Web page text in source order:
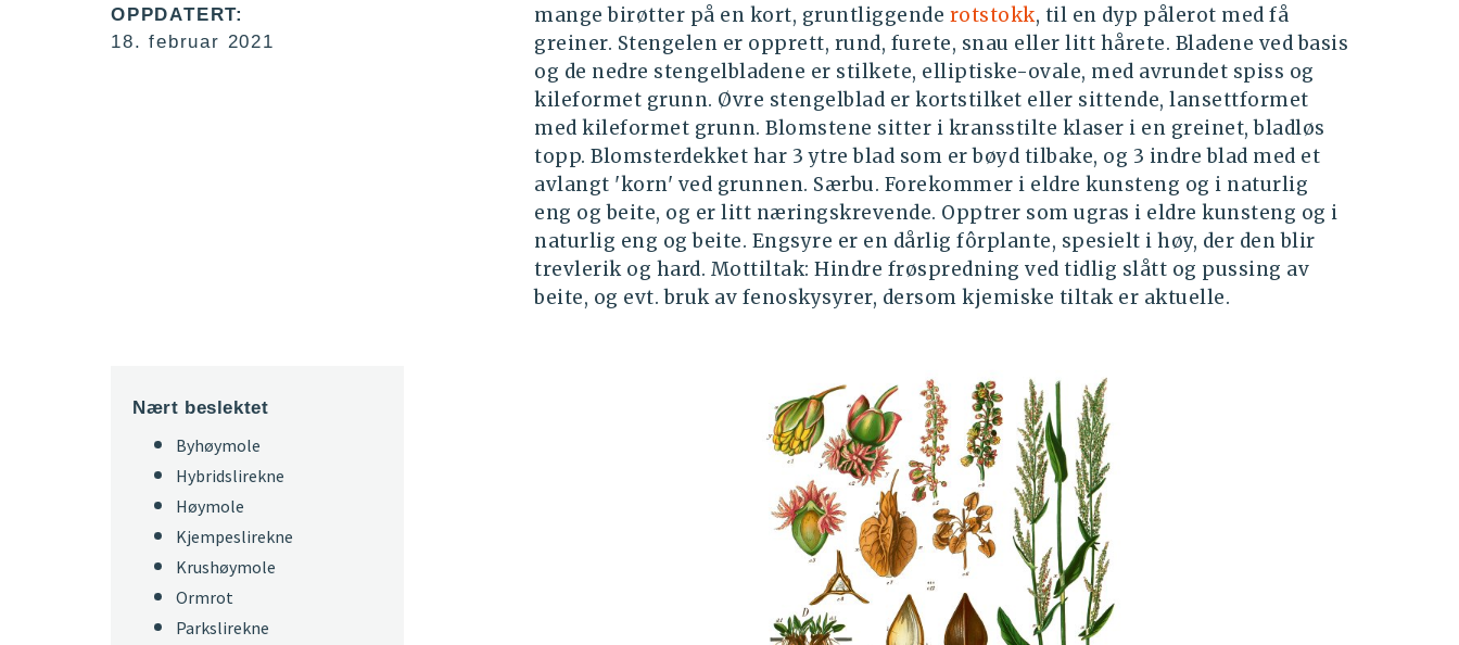
OPPDATERT:
18. februar 2021
mange birøtter på en kort, gruntliggende rotstokk, til en dyp pålerot med få
greiner. Stengelen er opprett, rund, furete, snau eller litt hårete. Bladene ved basis
og de nedre stengelbladene er stilkete, elliptiske-ovale, med avrundet spiss og
kileformet grunn. Øvre stengelblad er kortstilket eller sittende, lansettformet
med kileformet grunn. Blomstene sitter i kransstilte klaser i en greinet, bladløs
topp. Blomsterdekket har 3 ytre blad som er bøyd tilbake, og 3 indre blad med et
avlangt 'korn' ved grunnen. Særbu. Forekommer i eldre kunsteng og i naturlig
eng og beite, og er litt næringskrevende. Opptrer som ugras i eldre kunsteng og i
naturlig eng og beite. Engsyre er en dårlig fôrplante, spesielt i høy, der den blir
trevlerik og hard. Mottiltak: Hindre frøspredning ved tidlig slått og pussing av
beite, og evt. bruk av fenoskysyrer, dersom kjemiske tiltak er aktuelle.
Nært beslektet
Byhøymole
Hybridslirekne
Høymole
Kjempeslirekne
Krushøymole
Ormrot
Parkslirekne